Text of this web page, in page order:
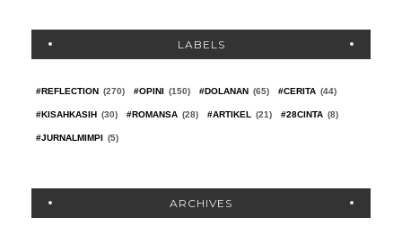
LABELS
#REFLECTION (270) #OPINI (150) #DOLANAN (65) #CERITA (44)
#KISAHKASIH (30) #ROMANSA (28) #ARTIKEL (21) #28CINTA (8)
#JURNALMIMPI (5)
ARCHIVES